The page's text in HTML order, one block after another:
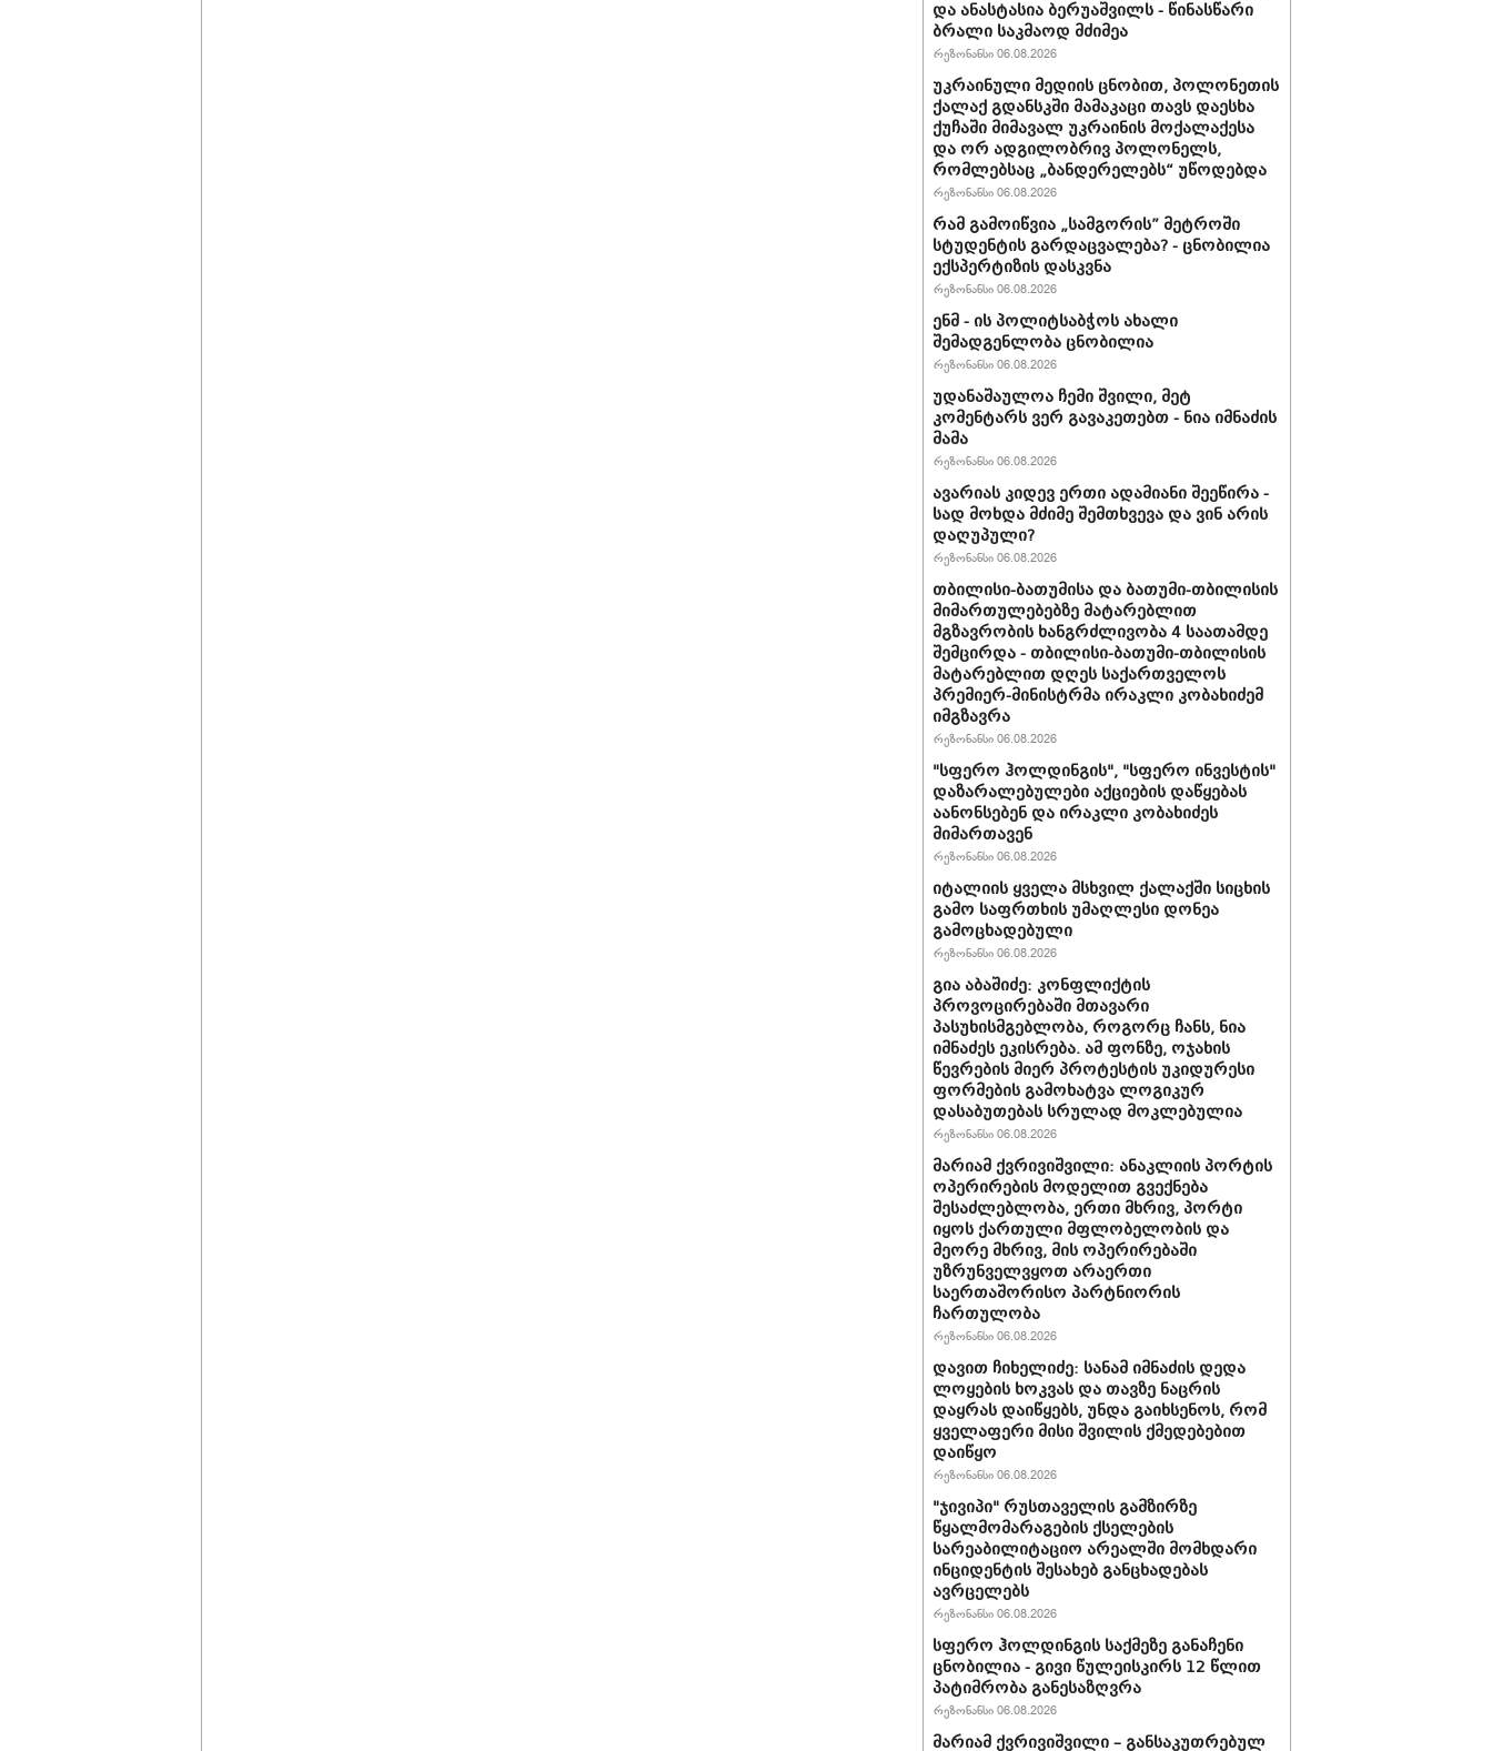
და ანასტასია ბერუაშვილს - წინასწარი
ბრალი საკმაოდ მძიმეა
რეზონანსი 06.08.2026
უკრაინული მედიის ცნობით, პოლონეთის
ქალაქ გდანსკში მამაკაცი თავს დაესხა
ქუჩაში მიმავალ უკრაინის მოქალაქესა
და ორ ადგილობრივ პოლონელს,
რომლებსაც „ბანდერელებს“ უწოდებდა
რეზონანსი 06.08.2026
რამ გამოიწვია „სამგორის” მეტროში
სტუდენტის გარდაცვალება? - ცნობილია
ექსპერტიზის დასკვნა
რეზონანსი 06.08.2026
ენმ - ის პოლიტსაბჭოს ახალი
შემადგენლობა ცნობილია
რეზონანსი 06.08.2026
უდანაშაულოა ჩემი შვილი, მეტ
კომენტარს ვერ გავაკეთებთ - ნია იმნაძის
მამა
რეზონანსი 06.08.2026
ავარიას კიდევ ერთი ადამიანი შეეწირა -
სად მოხდა მძიმე შემთხვევა და ვინ არის
დაღუპული?
რეზონანსი 06.08.2026
თბილისი-ბათუმისა და ბათუმი-თბილისის
მიმართულებებზე მატარებლით
მგზავრობის ხანგრძლივობა 4 საათამდე
შემცირდა - თბილისი-ბათუმი-თბილისის
მატარებლით დღეს საქართველოს
პრემიერ-მინისტრმა ირაკლი კობახიძემ
იმგზავრა
რეზონანსი 06.08.2026
"სფერო ჰოლდინგის", "სფერო ინვესტის"
დაზარალებულები აქციების დაწყებას
აანონსებენ და ირაკლი კობახიძეს
მიმართავენ
რეზონანსი 06.08.2026
იტალიის ყველა მსხვილ ქალაქში სიცხის
გამო საფრთხის უმაღლესი დონეა
გამოცხადებული
რეზონანსი 06.08.2026
გია აბაშიძე: კონფლიქტის
პროვოცირებაში მთავარი
პასუხისმგებლობა, როგორც ჩანს, ნია
იმნაძეს ეკისრება. ამ ფონზე, ოჯახის
წევრების მიერ პროტესტის უკიდურესი
ფორმების გამოხატვა ლოგიკურ
დასაბუთებას სრულად მოკლებულია
რეზონანსი 06.08.2026
მარიამ ქვრივიშვილი: ანაკლიის პორტის
ოპერირების მოდელით გვექნება
შესაძლებლობა, ერთი მხრივ, პორტი
იყოს ქართული მფლობელობის და
მეორე მხრივ, მის ოპერირებაში
უზრუნველვყოთ არაერთი
საერთაშორისო პარტნიორის
ჩართულობა
რეზონანსი 06.08.2026
დავით ჩიხელიძე: სანამ იმნაძის დედა
ლოყების ხოკვას და თავზე ნაცრის
დაყრას დაიწყებს, უნდა გაიხსენოს, რომ
ყველაფერი მისი შვილის ქმედებებით
დაიწყო
რეზონანსი 06.08.2026
"ჯივიპი" რუსთაველის გამზირზე
წყალმომარაგების ქსელების
სარეაბილიტაციო არეალში მომხდარი
ინციდენტის შესახებ განცხადებას
ავრცელებს
რეზონანსი 06.08.2026
სფერო ჰოლდინგის საქმეზე განაჩენი
ცნობილია - გივი წულეისკირს 12 წლით
პატიმრობა განესაზღვრა
რეზონანსი 06.08.2026
მარიამ ქვრივიშვილი – განსაკუთრებულ